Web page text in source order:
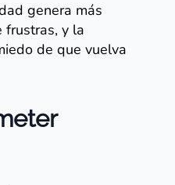
genera más
frustras, y la
de que vuelva